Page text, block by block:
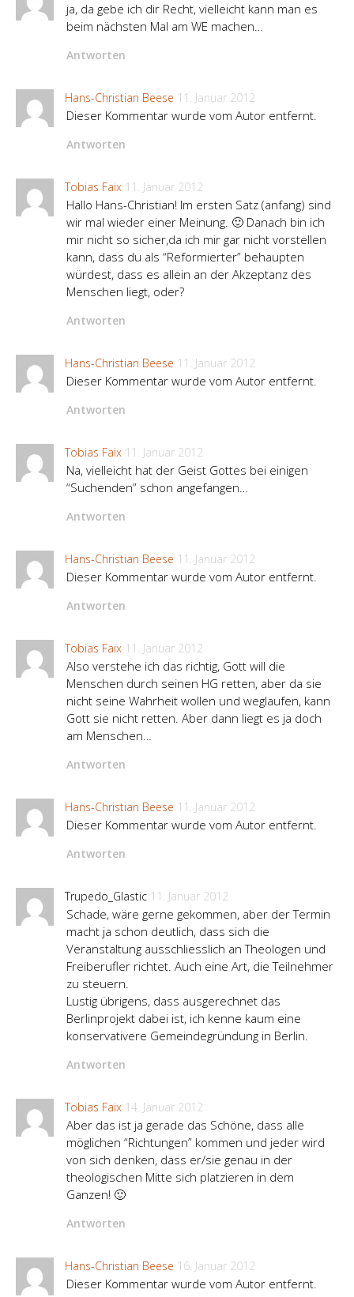
ja, da gebe ich dir Recht, vielleicht kann man es
beim nächsten Mal am WE machen…
Antworten
Hans-Christian Beese 11. Januar 2012
Dieser Kommentar wurde vom Autor entfernt.
Antworten
Tobias Faix 11. Januar 2012
Hallo Hans-Christian! Im ersten Satz (anfang) sind
wir mal wieder einer Meinung. 🙂 Danach bin ich
mir nicht so sicher,da ich mir gar nicht vorstellen
kann, dass du als “Reformierter” behaupten
würdest, dass es allein an der Akzeptanz des
Menschen liegt, oder?
Antworten
Hans-Christian Beese 11. Januar 2012
Dieser Kommentar wurde vom Autor entfernt.
Antworten
Tobias Faix 11. Januar 2012
Na, vielleicht hat der Geist Gottes bei einigen
“Suchenden” schon angefangen…
Antworten
Hans-Christian Beese 11. Januar 2012
Dieser Kommentar wurde vom Autor entfernt.
Antworten
Tobias Faix 11. Januar 2012
Also verstehe ich das richtig, Gott will die
Menschen durch seinen HG retten, aber da sie
nicht seine Wahrheit wollen und weglaufen, kann
Gott sie nicht retten. Aber dann liegt es ja doch
am Menschen…
Antworten
Hans-Christian Beese 11. Januar 2012
Dieser Kommentar wurde vom Autor entfernt.
Antworten
Trupedo_Glastic 11. Januar 2012
Schade, wäre gerne gekommen, aber der Termin
macht ja schon deutlich, dass sich die
Veranstaltung ausschliesslich an Theologen und
Freiberufler richtet. Auch eine Art, die Teilnehmer
zu steuern.
Lustig übrigens, dass ausgerechnet das
Berlinprojekt dabei ist, ich kenne kaum eine
konservativere Gemeindegründung in Berlin.
Antworten
Tobias Faix 14. Januar 2012
Aber das ist ja gerade das Schöne, dass alle
möglichen “Richtungen” kommen und jeder wird
von sich denken, dass er/sie genau in der
theologischen Mitte sich platzieren in dem
Ganzen! 🙂
Antworten
Hans-Christian Beese 16. Januar 2012
Dieser Kommentar wurde vom Autor entfernt.